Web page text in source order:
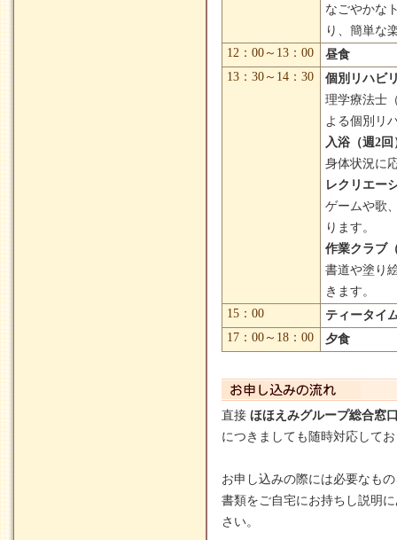
なごやかな
り、簡単な
12：00～13：00
昼食
13：30～14：30
個別リハビ
理学療法士
よる個別リ
入浴（週2回
身体状況に
レクリエー
ゲームや歌
ります。
作業クラブ
書道や塗り
きます。
15：00
ティータイ
17：00～18：00
夕食
直接 ほほえみグループ総合窓
につきましても随時対応して
お申し込みの際には必要なも
書類をご自宅にお持ちし説明
さい。